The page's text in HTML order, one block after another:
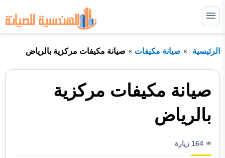
التجاوز
إلى القائمة
عن:
ابحث
صيانة غسالات
صيانة افران
صيانة مكيفات
الرئيسية صيانة مكيفات صيانة مكيفات مركزية بالرياض
صيانة مكيفات مركزية
بالرياض
164 زيارة